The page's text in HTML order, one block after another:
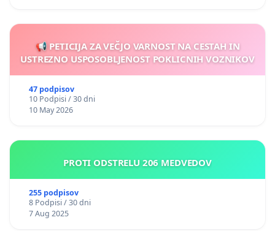
📢 PETICIJA ZA VEČJO VARNOST NA CESTAH IN
USTREZNO USPOSOBLJENOST POKLICNIH VOZNIKOV
47 podpisov
10 Podpisi / 30 dni
10 May 2026
PROTI ODSTRELU 206 MEDVEDOV
255 podpisov
8 Podpisi / 30 dni
7 Aug 2025